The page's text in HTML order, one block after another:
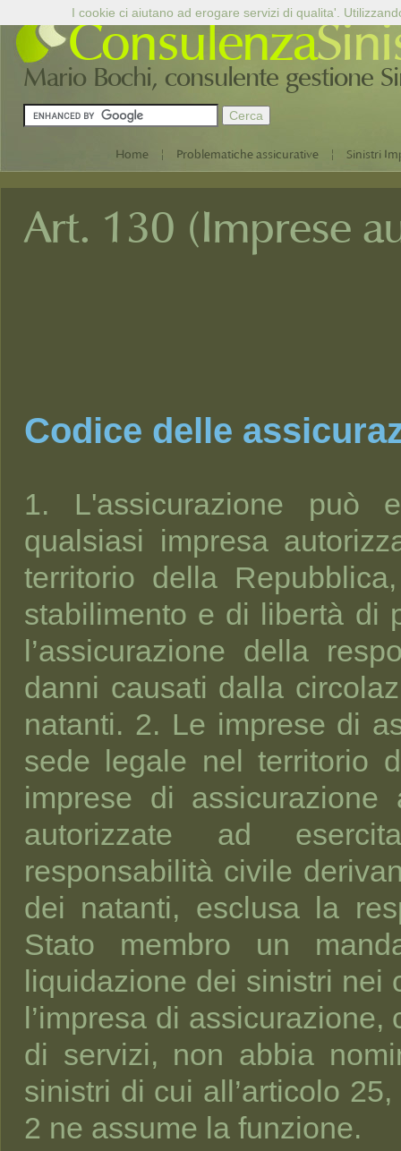
Consulenza
Mario Bochi, consulente gestione
Home | Problematiche assicurative | Sinistri
Art. 130 (Imprese
Codice delle
1. L'assicurazione può
qualsiasi impresa
territorio della
stabilimento e di libertà di
l’assicurazione della
danni causati dalla
natanti. 2. Le imprese di
sede legale nel territorio
imprese di
autorizzate ad
responsabilità civile
dei natanti, esclusa la
Stato membro un
liquidazione dei sinistri nei
l’impresa di
di servizi, non abbia
sinistri di cui all’articolo
2 ne assume la funzione.
I cookie ci aiutano ad erogare servizi di qualita'.